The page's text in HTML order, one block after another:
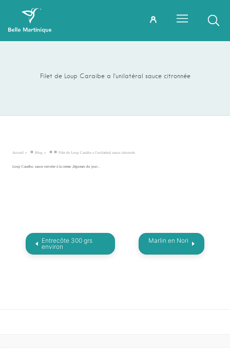
Filet de Loup Caraibe a l’unilatéral sauce citronnée
Accueil » Blog » » Filet de Loup Caraibe a l’unilatéral sauce citronnée
Loup Caraïbe, sauce crevette à la creme ,légumes du jour ,
Entrecôte 300 grs
environ
Marlin en Nori